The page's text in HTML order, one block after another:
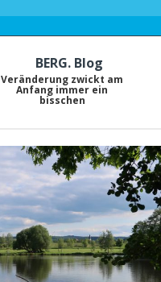
BERG. Blog
Veränderung zwickt am
Anfang immer ein
bisschen